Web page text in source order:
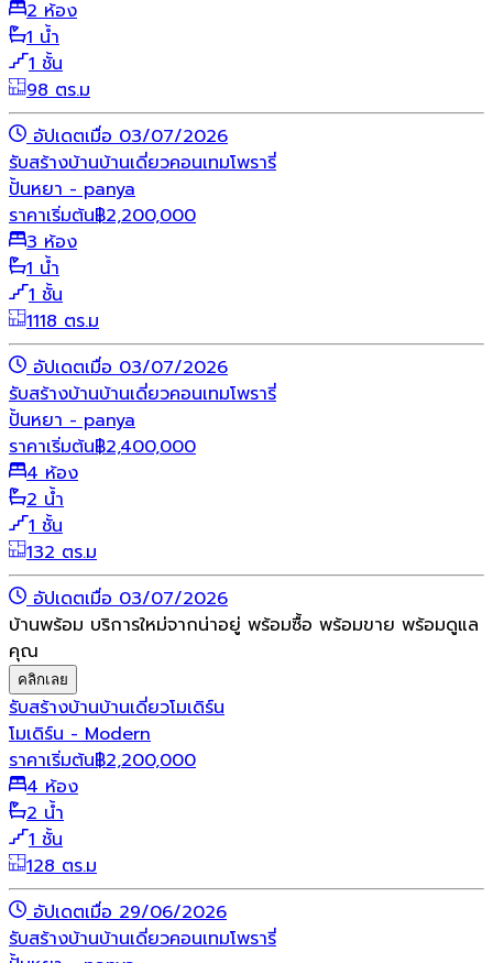
2 ห้อง
1 น้ำ
1 ชั้น
98 ตร.ม
อัปเดตเมื่อ 03/07/2026
รับสร้างบ้านบ้านเดี่ยวคอนเทมโพรารี่
ปั้นหยา - panya
ราคาเริ่มต้น฿2,200,000
3 ห้อง
1 น้ำ
1 ชั้น
1118 ตร.ม
อัปเดตเมื่อ 03/07/2026
รับสร้างบ้านบ้านเดี่ยวคอนเทมโพรารี่
ปั้นหยา - panya
ราคาเริ่มต้น฿2,400,000
4 ห้อง
2 น้ำ
1 ชั้น
132 ตร.ม
อัปเดตเมื่อ 03/07/2026
บ้านพร้อม บริการใหม่จากน่าอยู่ พร้อมซื้อ พร้อมขาย พร้อมดูแล
คุณ
คลิกเลย
รับสร้างบ้านบ้านเดี่ยวโมเดิร์น
โมเดิร์น - Modern
ราคาเริ่มต้น฿2,200,000
4 ห้อง
2 น้ำ
1 ชั้น
128 ตร.ม
อัปเดตเมื่อ 29/06/2026
รับสร้างบ้านบ้านเดี่ยวคอนเทมโพรารี่